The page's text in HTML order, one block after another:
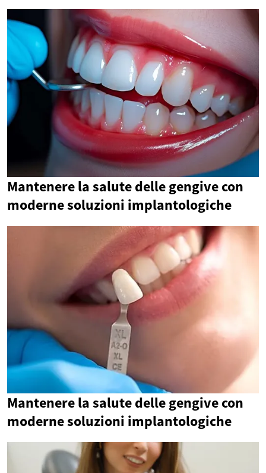
Mantenere la salute delle gengive con
moderne soluzioni implantologiche
Mantenere la salute delle gengive con
moderne soluzioni implantologiche